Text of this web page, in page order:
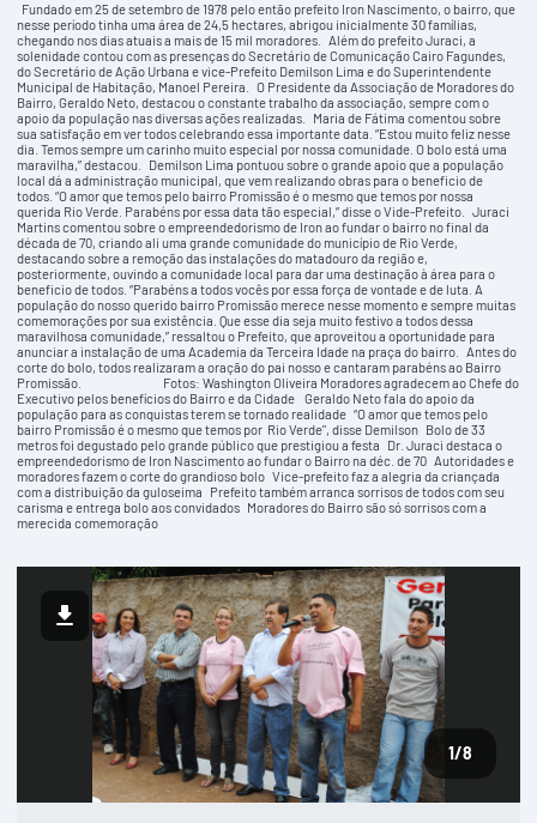
Fundado em 25 de setembro de 1978 pelo então prefeito Iron Nascimento, o bairro, que
nesse período tinha uma área de 24,5 hectares, abrigou inicialmente 30 famílias,
chegando nos dias atuais a mais de 15 mil moradores. Além do prefeito Juraci, a
solenidade contou com as presenças do Secretário de Comunicação Cairo Fagundes,
do Secretário de Ação Urbana e vice-Prefeito Demilson Lima e do Superintendente
Municipal de Habitação, Manoel Pereira. O Presidente da Associação de Moradores do
Bairro, Geraldo Neto, destacou o constante trabalho da associação, sempre com o
apoio da população nas diversas ações realizadas. Maria de Fátima comentou sobre
sua satisfação em ver todos celebrando essa importante data. “Estou muito feliz nesse
dia. Temos sempre um carinho muito especial por nossa comunidade. O bolo está uma
maravilha,” destacou. Demilson Lima pontuou sobre o grande apoio que a população
local dá a administração municipal, que vem realizando obras para o beneficio de
todos. “O amor que temos pelo bairro Promissão é o mesmo que temos por nossa
querida Rio Verde. Parabéns por essa data tão especial,” disse o Vide-Prefeito. Juraci
Martins comentou sobre o empreendedorismo de Iron ao fundar o bairro no final da
década de 70, criando ali uma grande comunidade do município de Rio Verde,
destacando sobre a remoção das instalações do matadouro da região e,
posteriormente, ouvindo a comunidade local para dar uma destinação à área para o
beneficio de todos. “Parabéns a todos vocês por essa força de vontade e de luta. A
população do nosso querido bairro Promissão merece nesse momento e sempre muitas
comemorações por sua existência. Que esse dia seja muito festivo a todos dessa
maravilhosa comunidade,” ressaltou o Prefeito, que aproveitou a oportunidade para
anunciar a instalação de uma Academia da Terceira Idade na praça do bairro. Antes do
corte do bolo, todos realizaram a oração do pai nosso e cantaram parabéns ao Bairro
Promissão. Fotos: Washington Oliveira Moradores agradecem ao Chefe do
Executivo pelos benefícios do Bairro e da Cidade Geraldo Neto fala do apoio da
população para as conquistas terem se tornado realidade “O amor que temos pelo
bairro Promissão é o mesmo que temos por Rio Verde", disse Demilson Bolo de 33
metros foi degustado pelo grande público que prestigiou a festa Dr. Juraci destaca o
empreendedorismo de Iron Nascimento ao fundar o Bairro na déc. de 70 Autoridades e
moradores fazem o corte do grandioso bolo Vice-prefeito faz a alegria da criançada
com a distribuição da guloseima Prefeito também arranca sorrisos de todos com seu
carisma e entrega bolo aos convidados Moradores do Bairro são só sorrisos com a
merecida comemoração
1/8